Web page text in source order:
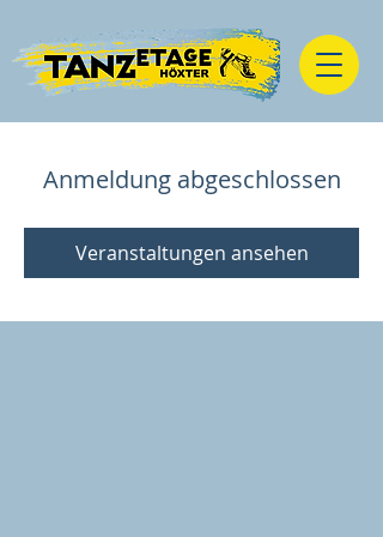
Anmeldung abgeschlossen
Veranstaltungen ansehen